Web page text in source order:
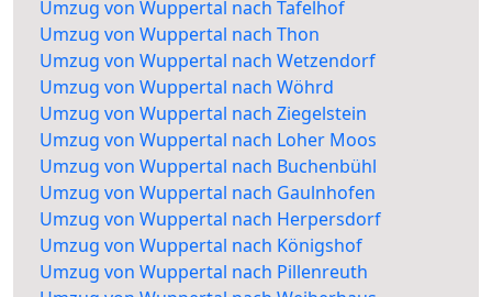
Umzug von Wuppertal nach Tafelhof
Umzug von Wuppertal nach Thon
Umzug von Wuppertal nach Wetzendorf
Umzug von Wuppertal nach Wöhrd
Umzug von Wuppertal nach Ziegelstein
Umzug von Wuppertal nach Loher Moos
Umzug von Wuppertal nach Buchenbühl
Umzug von Wuppertal nach Gaulnhofen
Umzug von Wuppertal nach Herpersdorf
Umzug von Wuppertal nach Königshof
Umzug von Wuppertal nach Pillenreuth